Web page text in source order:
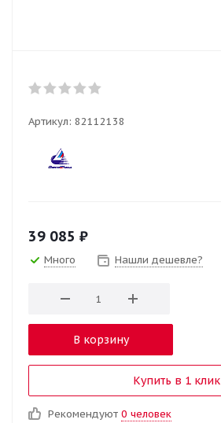
Артикул: 82112138
39 085 ₽
Много Нашли дешевле?
В корзину
Купить в 1 клик
Рекомендуют 0 человек